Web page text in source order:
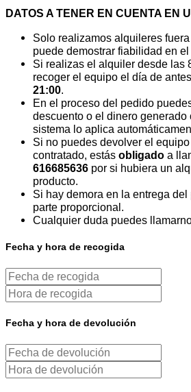
DATOS A TENER EN CUENTA EN
Solo realizamos alquileres
puede demostrar fiabilidad en
Si realizas el alquiler desde las
recoger el equipo el día de
21:00.
En el proceso del pedido
descuento o el dinero generado
sistema lo aplica
Si no puedes devolver el
contratado, estás obligado a
616685636 por si hubiera un
producto.
Si hay demora en la entrega
parte proporcional.
Cualquier duda puedes
Fecha y hora de recogida
Fecha y hora de devolución